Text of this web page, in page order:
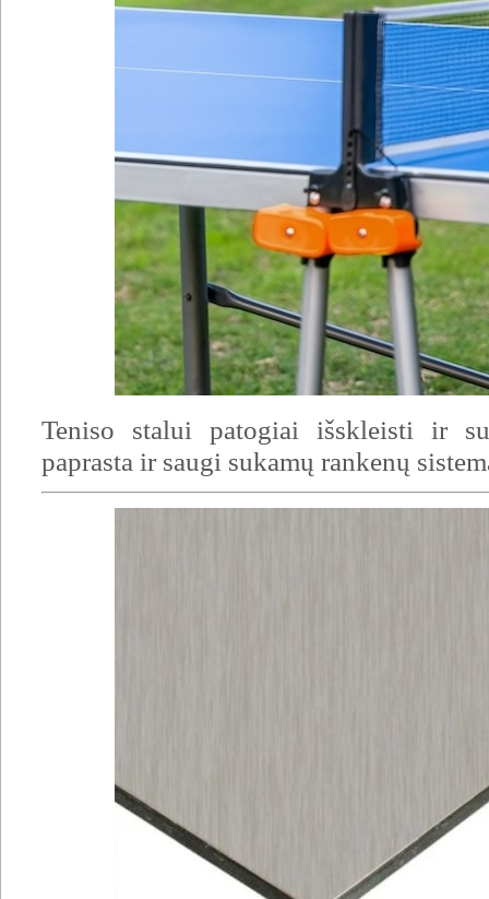
Teniso stalui patogiai išskleisti ir
paprasta ir saugi sukamų rankenų